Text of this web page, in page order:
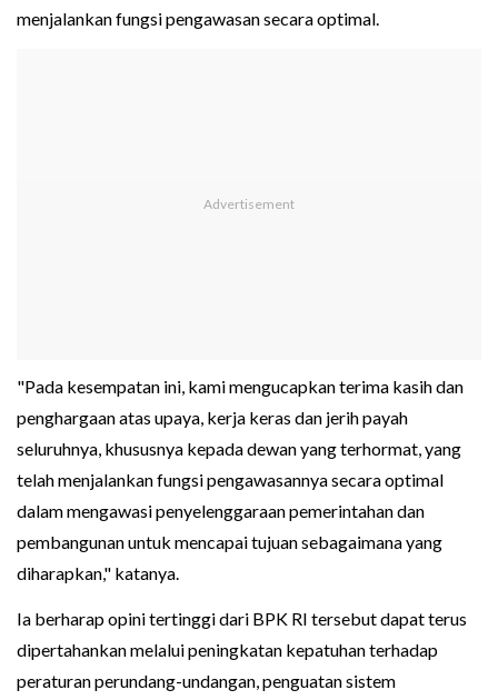
menjalankan fungsi pengawasan secara optimal.
"Pada kesempatan ini, kami mengucapkan terima kasih dan
penghargaan atas upaya, kerja keras dan jerih payah
seluruhnya, khususnya kepada dewan yang terhormat, yang
telah menjalankan fungsi pengawasannya secara optimal
dalam mengawasi penyelenggaraan pemerintahan dan
pembangunan untuk mencapai tujuan sebagaimana yang
diharapkan," katanya.
Ia berharap opini tertinggi dari BPK RI tersebut dapat terus
dipertahankan melalui peningkatan kepatuhan terhadap
peraturan perundang-undangan, penguatan sistem